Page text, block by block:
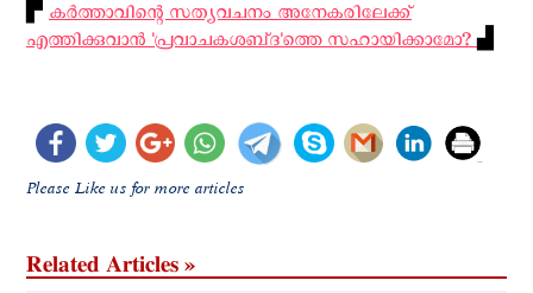
▛ കര്‍ത്താവിന്റെ സത്യവചനം അനേകരിലേക്ക്
എത്തിക്കുവാന്‍ 'പ്രവാചകശബ്‌ദ'ത്തെ സഹായിക്കാമോ?▟
Please Like us for more articles
Related Articles »